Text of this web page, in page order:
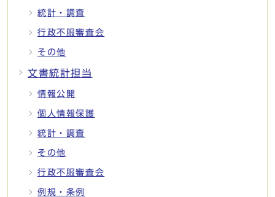
統計・調査
行政不服審査会
その他
文書統計担当
情報公開
個人情報保護
統計・調査
その他
行政不服審査会
例規・条例